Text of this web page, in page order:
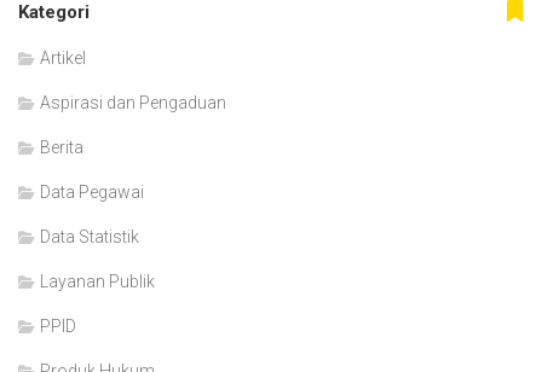
Kategori
Artikel
Aspirasi dan Pengaduan
Berita
Data Pegawai
Data Statistik
Layanan Publik
PPID